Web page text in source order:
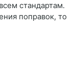
стандартам.
поправок, то